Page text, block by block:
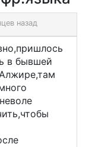
назад
в бывшей